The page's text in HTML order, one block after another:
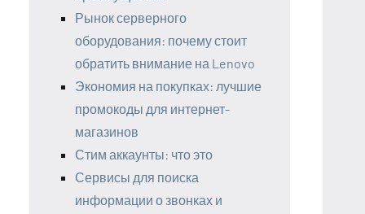
Рынок серверного
оборудования: почему стоит
обратить внимание на Lenovo
Экономия на покупках: лучшие
промокоды для интернет-
магазинов
Стим аккаунты: что это
Сервисы для поиска
информации о звонках и